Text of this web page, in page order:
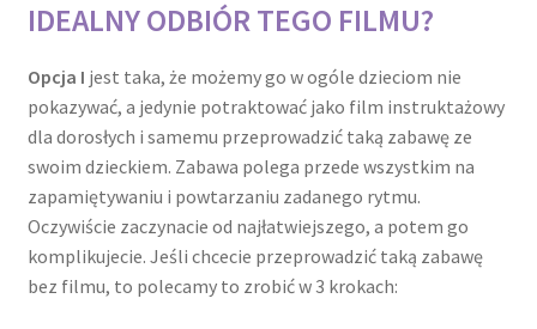
IDEALNY ODBIÓR TEGO FILMU?
Opcja I jest taka, że możemy go w ogóle dzieciom nie
pokazywać, a jedynie potraktować jako film instruktażowy
dla dorosłych i samemu przeprowadzić taką zabawę ze
swoim dzieckiem. Zabawa polega przede wszystkim na
zapamiętywaniu i powtarzaniu zadanego rytmu.
Oczywiście zaczynacie od najłatwiejszego, a potem go
komplikujecie. Jeśli chcecie przeprowadzić taką zabawę
bez filmu, to polecamy to zrobić w 3 krokach: